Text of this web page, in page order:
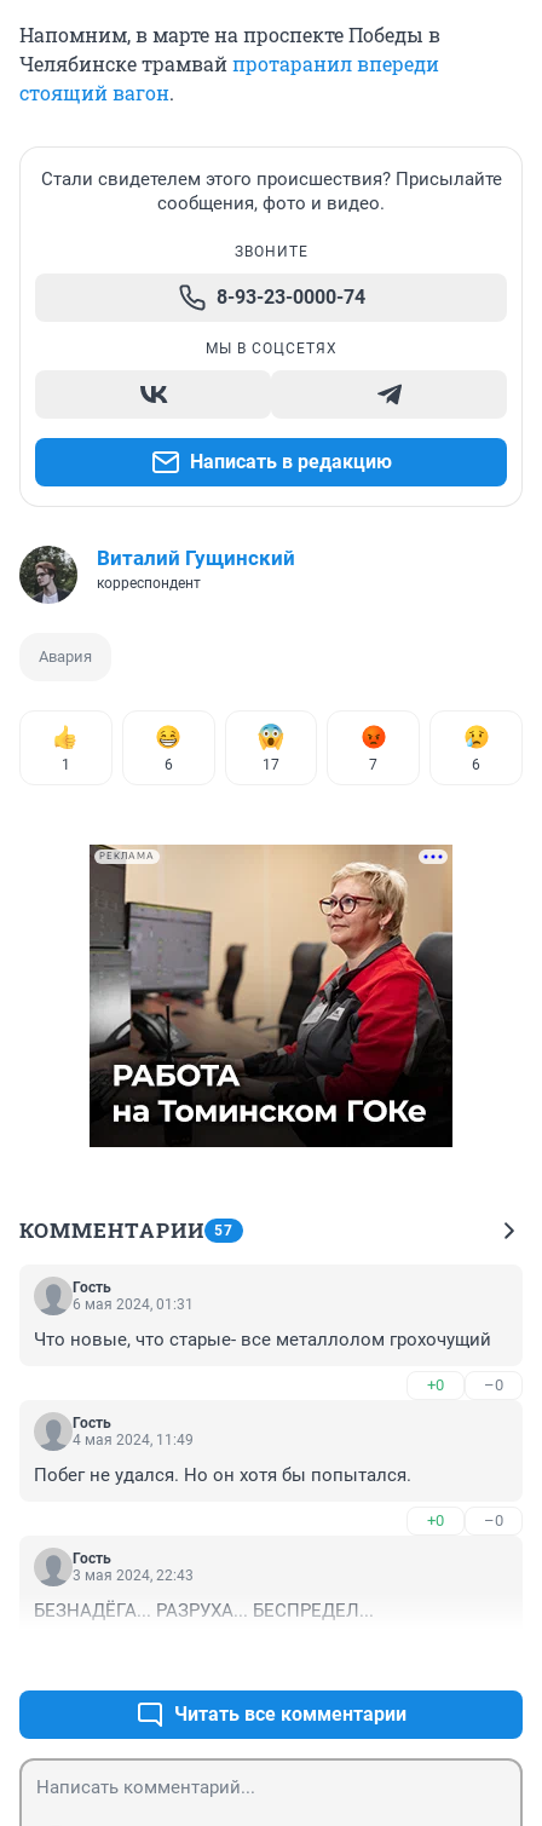
Напомним, в марте на проспекте Победы в
Челябинске трамвайпротаранил впереди
стоящий вагон.
Стали свидетелем этого происшествия? Присылайте
сообщения, фото и видео.
ЗВОНИТЕ
8-93-23-0000-74
МЫ В СОЦСЕТЯХ
Написать в редакцию
Виталий Гущинский
корреспондент
Авария
1 6 17 7 6
РЕКЛАМА
КОММЕНТАРИИ 57
Гость
6 мая 2024, 01:31
Что новые, что старые- все металлолом грохочущий
+0 –0
Гость
4 мая 2024, 11:49
Побег не удался. Но он хотя бы попытался.
+0 –0
Гость
3 мая 2024, 22:43
БЕЗНАДЁГА... РАЗРУХА... БЕСПРЕДЕЛ...
Читать все комментарии